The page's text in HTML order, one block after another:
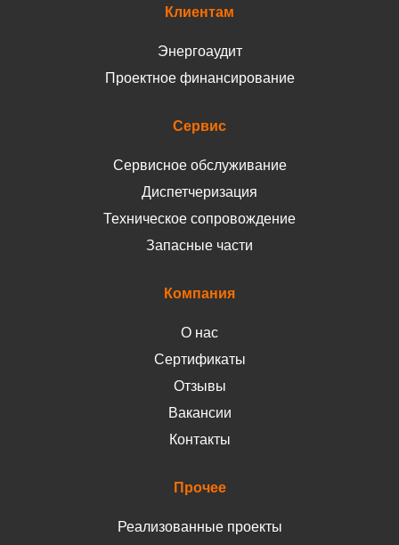
Клиентам
Энергоаудит
Проектное финансирование
Сервис
Сервисное обслуживание
Диспетчеризация
Техническое сопровождение
Запасные части
Компания
О нас
Сертификаты
Отзывы
Вакансии
Контакты
Прочее
Реализованные проекты